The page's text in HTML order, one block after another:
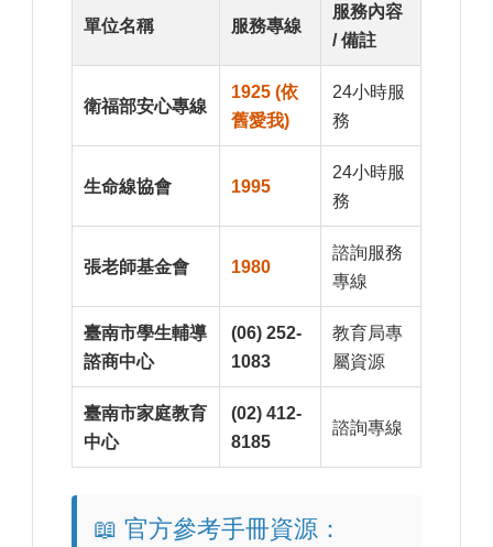
單位名稱 服務專線
服務內容
/ 備註
衛福部安心專線
1925 (依
舊愛我)
24小時服
務
生命線協會 1995
24小時服
務
張老師基金會 1980
諮詢服務
專線
臺南市學生輔導
諮商中心
(06) 252-
1083
教育局專
屬資源
臺南市家庭教育
中心
(02) 412-
8185
諮詢專線
📖 官方參考手冊資源：